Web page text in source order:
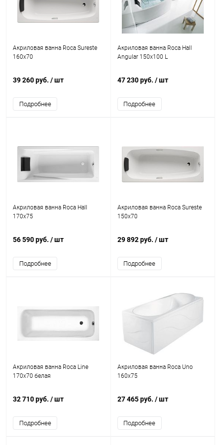
Акриловая ванна Roca Sureste
160x70
39 260 руб. / шт
Подробнее
Акриловая ванна Roca Hall
Angular 150x100 L
47 230 руб. / шт
Подробнее
Акриловая ванна Roca Hall
170x75
56 590 руб. / шт
Подробнее
Акриловая ванна Roca Sureste
150x70
29 892 руб. / шт
Подробнее
Акриловая ванна Roca Line
170x70 белая
32 710 руб. / шт
Подробнее
Акриловая ванна Roca Uno
160х75
27 465 руб. / шт
Подробнее